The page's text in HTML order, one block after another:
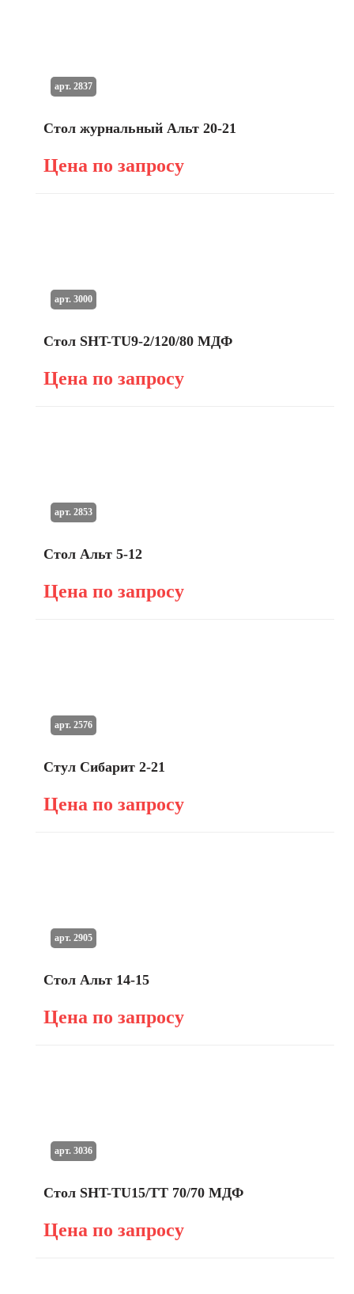
Стол журнальный Альт 20-21
Цена по запросу
арт. 2837
Стол SHT-TU9-2/120/80 МДФ
Цена по запросу
арт. 3000
Стол Альт 5-12
Цена по запросу
арт. 2853
Стул Сибарит 2-21
Цена по запросу
арт. 2576
Стол Альт 14-15
Цена по запросу
арт. 2905
Стол SHT-TU15/TT 70/70 МДФ
Цена по запросу
арт. 3036